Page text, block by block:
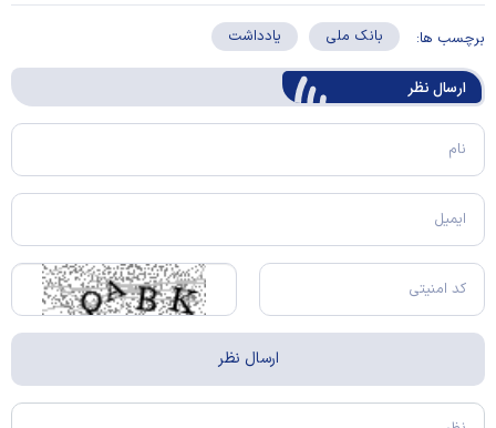
برچسب ها: بانک ملی یادداشت
ارسال‌ نظر